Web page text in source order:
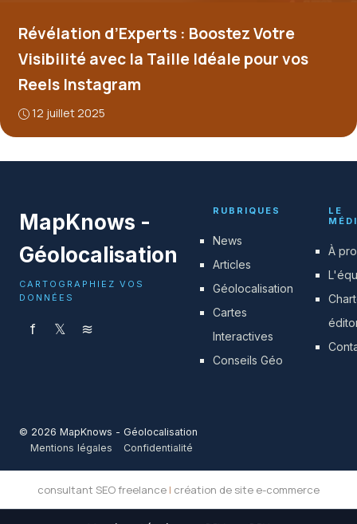
Révélation d’Experts : Boostez Votre
Visibilité avec la Taille Idéale pour vos
Reels Instagram
12 juillet 2025
MapKnows -
Géolocalisation
CARTOGRAPHIEZ VOS
DONNÉES
f 𝕏 ≋
RUBRIQUES
News
Articles
Géolocalisation
Cartes
Interactives
Conseils Géo
LE
À
© 2026 MapKnows - Géolocalisation
Mentions légales
Confidentialité
consultant SEO freelance | création de site e-commerce